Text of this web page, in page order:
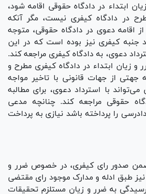
ابتداء در دادگاه حقوقی اقامه شود،
در دادگاه کیفری نیست، مگر آنکه
دعوی در دادگاه حقوقی، متوجه
جنبه کیفری نیز بوده است که در این
دعوی، به دادگاه کیفری مراجعه کند.
و زیان ابتداء در دادگاه کیفری مطرح و
از جهات قانونی با تاخیر مواجه
با استرداد دعوی، برای مطالبه
حقوقی مراجعه کند. چنانچه مدعی
را پرداخته باشد نیازی به پرداخت
صدور رای کیفری، در خصوص ضرر و
طبق ادله و مدارک موجود رای مقتضی
به ضرر و زیان مستلزم تحقیقات